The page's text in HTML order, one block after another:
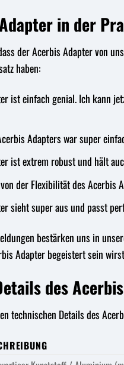
in der
der Acerbis Adapter von
haben:
ist einfach genial. Ich kann
Adapters war super
ist extrem robust und hält
der Flexibilität des Acerbis
sieht super aus und passt
bestärken uns in
Adapter begeistert sein
des
technischen Details des